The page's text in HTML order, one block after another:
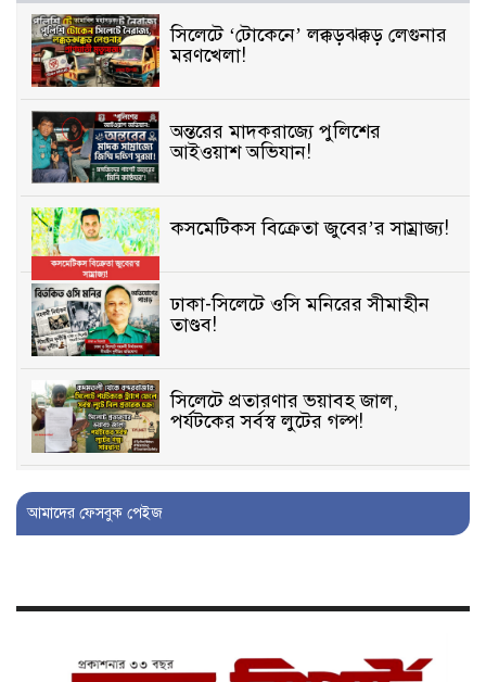
সিলেটে ‘টোকেনে’ লক্কড়ঝক্কড় লেগুনার
মরণখেলা!
অন্তরের মাদকরাজ্যে পুলিশের
আইওয়াশ অভিযান!
কসমেটিকস বিক্রেতা জুবের’র সাম্রাজ্য!
ঢাকা-সিলেটে ওসি মনিরের সীমাহীন
তাণ্ডব!
সিলেটে প্রতারণার ভয়াবহ জাল,
পর্যটকের সর্বস্ব লুটের গল্প!
বিআইডিসি’তে ১৫ বছরের দখলদারিত্ব
ভ্রূণহত্যার অপচেষ্টা, গোয়াইনঘাট জুড়ে
আমাদের ফেসবুক পেইজ